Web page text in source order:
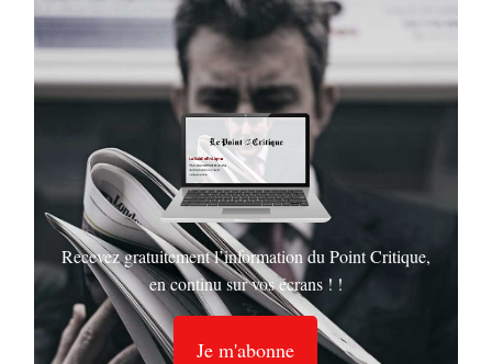
Recevez gratuitement l’information du Point Critique,
en continu sur vos écrans ! !
Je m'abonne